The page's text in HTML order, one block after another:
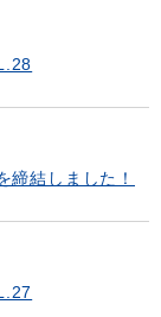
締結しました！